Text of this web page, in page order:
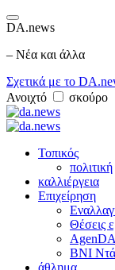
DA.news
– Νέα και άλλα
Σχετικά με το
Ανοιχτό
σκούρο
Τοπικός
πολιτική
καλλιέργεια
Επιχείρηση
Θέσεις
BNI
άθλημα